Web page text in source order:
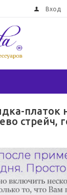
Вход
платок
стрейч,